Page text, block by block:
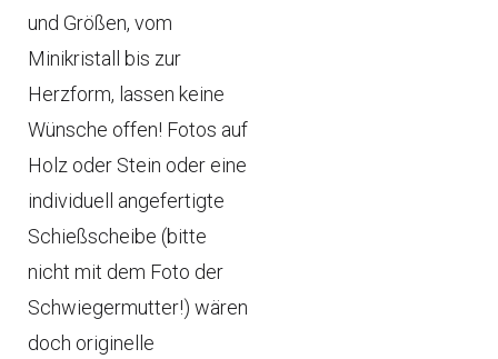
und Größen, vom
Minikristall bis zur
Herzform, lassen keine
Wünsche offen! Fotos auf
Holz oder Stein oder eine
individuell angefertigte
Schießscheibe (bitte
nicht mit dem Foto der
Schwiegermutter!) wären
doch originelle